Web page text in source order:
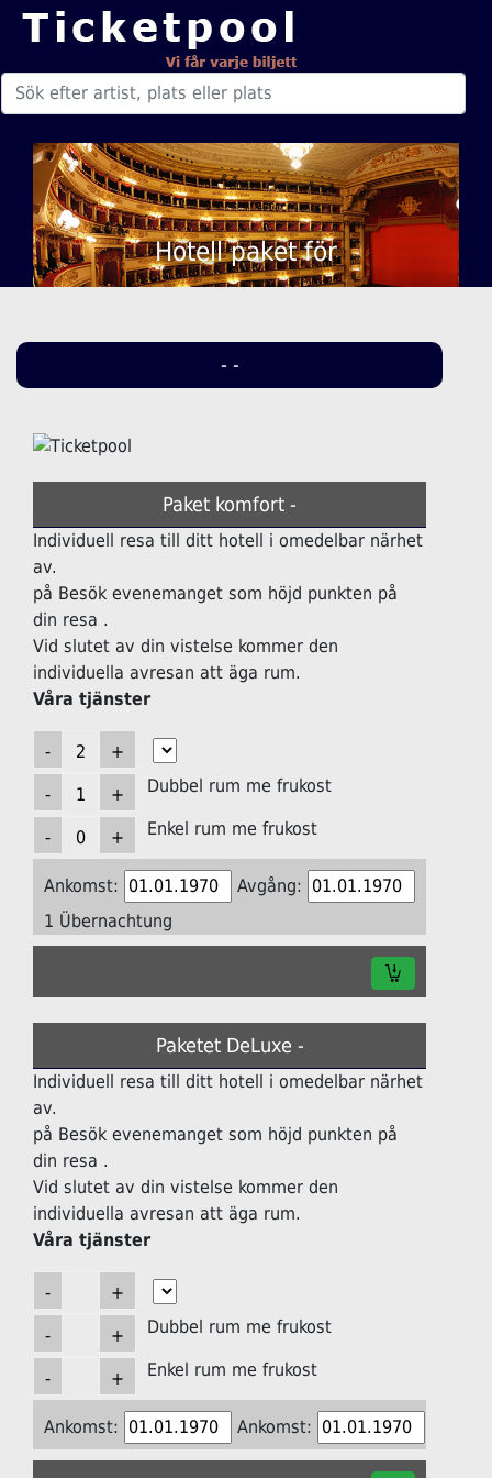
Hotell paket för
- -
Paket komfort -
Individuell resa till ditt hotell i omedelbar närhet
av.
på Besök evenemanget som höjd punkten på
din resa .
Vid slutet av din vistelse kommer den
individuella avresan att äga rum.
Våra tjänster
Dubbel rum me frukost
Enkel rum me frukost
Ankomst:
Avgång:
1 Übernachtung
Paketet DeLuxe -
Individuell resa till ditt hotell i omedelbar närhet
av.
på Besök evenemanget som höjd punkten på
din resa .
Vid slutet av din vistelse kommer den
individuella avresan att äga rum.
Våra tjänster
Dubbel rum me frukost
Enkel rum me frukost
Ankomst: Ankomst: